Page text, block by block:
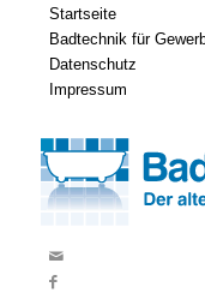
Startseite
Badtechnik für
Datenschutz
Impressum